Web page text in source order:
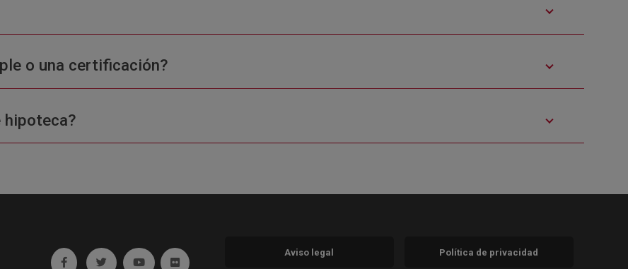
o una certificación?
hipoteca?
Ir a facebook (abre en ventana nueva)
Ir a twitter (abre en ventana nueva)
Ir a YouTube (abre en ventana nueva)
Ir a Flickr (abre en ventana nueva)
Aviso legal Política de privacidad